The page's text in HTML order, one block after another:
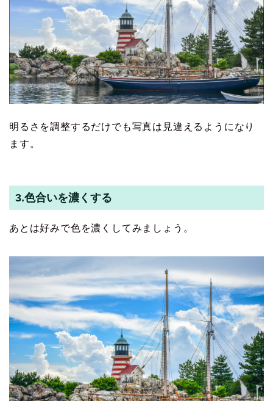
明るさを調整するだけでも写真は見違えるようになり
ます。
3.色合いを濃くする
あとは好みで色を濃くしてみましょう。